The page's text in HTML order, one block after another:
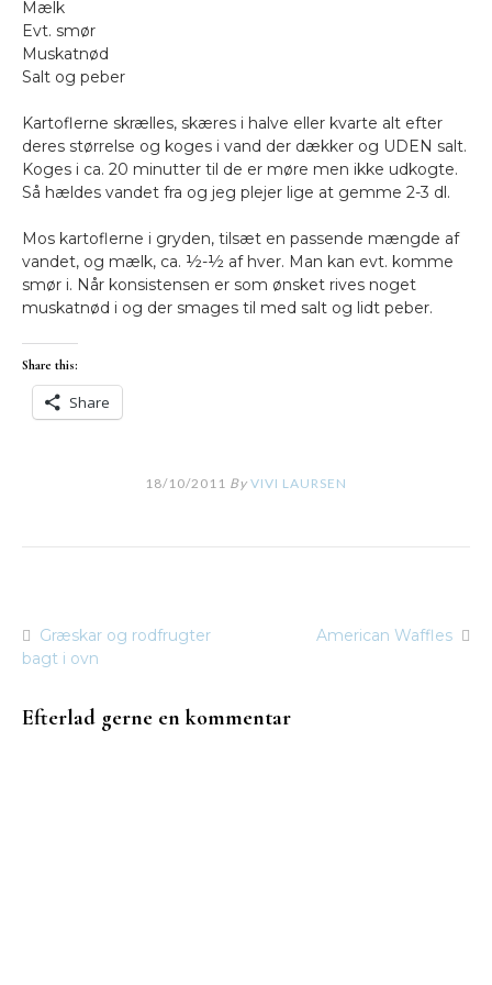
Mælk
Evt. smør
Muskatnød
Salt og peber
Kartoflerne skrælles, skæres i halve eller kvarte alt efter
deres størrelse og koges i vand der dækker og UDEN salt.
Koges i ca. 20 minutter til de er møre men ikke udkogte.
Så hældes vandet fra og jeg plejer lige at gemme 2-3 dl.
Mos kartoflerne i gryden, tilsæt en passende mængde af
vandet, og mælk, ca. ½-½ af hver. Man kan evt. komme
smør i. Når konsistensen er som ønsket rives noget
muskatnød i og der smages til med salt og lidt peber.
Share this:
Share
18/10/2011 By VIVI LAURSEN
Indlægsnavigation
Græskar og rodfrugter
bagt i ovn
American Waffles
Efterlad gerne en kommentar